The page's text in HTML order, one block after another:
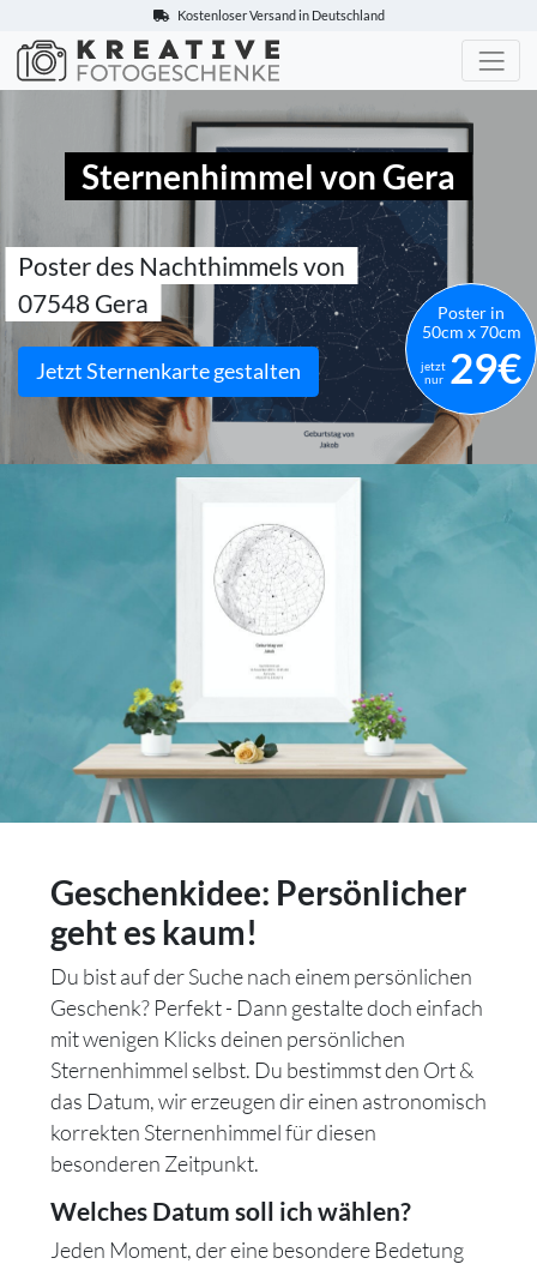
Kostenloser Versand in Deutschland
Kreative-Fotogeschenke.de
Sternenhimmel von Gera
Poster des Nachthimmels von
07548 Gera
Jetzt Sternenkarte gestalten
Poster in
50cm x 70cm
jetzt
nur 29€
Geschenkidee: Persönlicher
geht es kaum!
Du bist auf der Suche nach einem persönlichen
Geschenk? Perfekt - Dann gestalte doch einfach
mit wenigen Klicks deinen persönlichen
Sternenhimmel selbst. Du bestimmst den Ort &
das Datum, wir erzeugen dir einen astronomisch
korrekten Sternenhimmel für diesen
besonderen Zeitpunkt.
Welches Datum soll ich wählen?
Jeden Moment, der eine besondere Bedetung